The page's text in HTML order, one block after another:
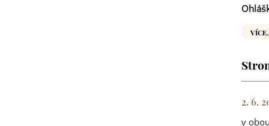
2. 6.
v